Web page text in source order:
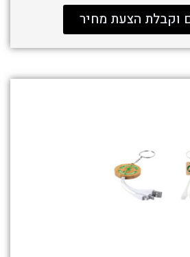
וקבלת הצעת מחיר